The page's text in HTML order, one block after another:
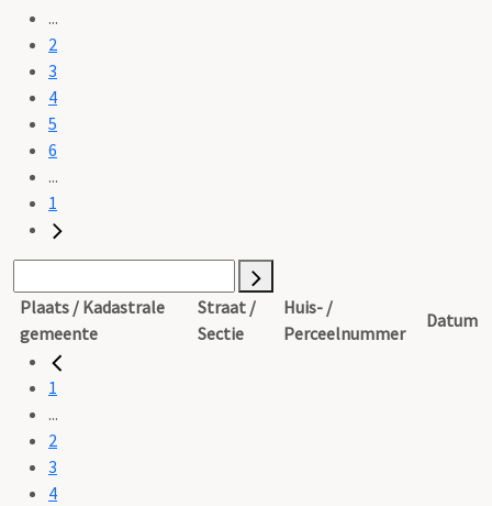
...
2
3
4
5
6
...
1
Plaats / Kadastrale
gemeente
Straat /
Sectie
Huis- /
Perceelnummer
Datum
1
...
2
3
4